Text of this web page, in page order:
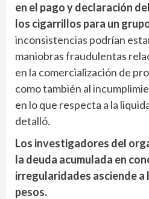
en el pago y declaración
los cigarrillos para un
inconsistencias podrían
maniobras fraudulentas
en la comercialización de
como también al
en lo que respecta a la
detalló.
Los investigadores del
la deuda acumulada en
irregularidades asciende a
pesos.